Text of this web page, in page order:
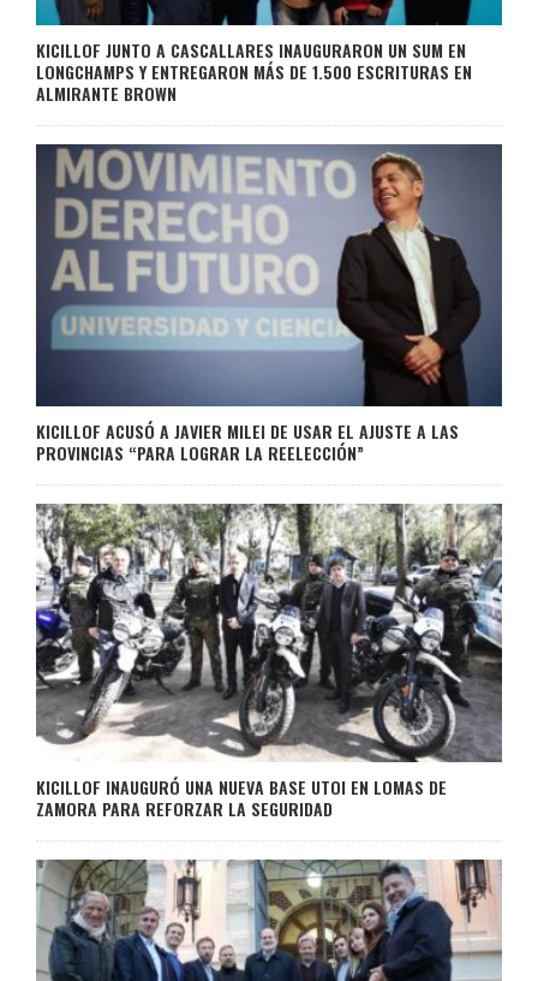
KICILLOF JUNTO A CASCALLARES INAUGURARON UN SUM EN
LONGCHAMPS Y ENTREGARON MÁS DE 1.500 ESCRITURAS EN
ALMIRANTE BROWN
KICILLOF ACUSÓ A JAVIER MILEI DE USAR EL AJUSTE A LAS
PROVINCIAS “PARA LOGRAR LA REELECCIÓN”
KICILLOF INAUGURÓ UNA NUEVA BASE UTOI EN LOMAS DE
ZAMORA PARA REFORZAR LA SEGURIDAD